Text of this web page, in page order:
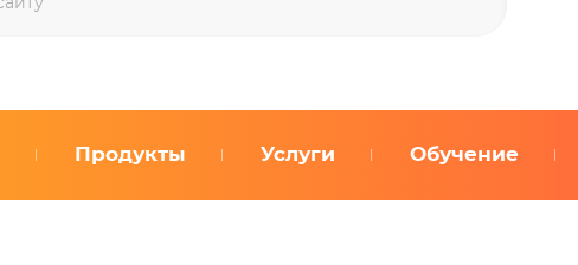
Продукты Услуги Обучение